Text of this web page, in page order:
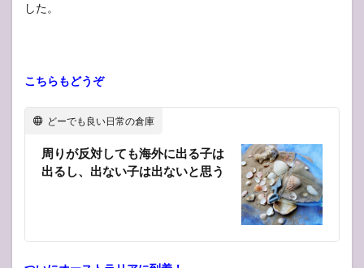
した。
こちらもどうぞ
どーでも良い日常の倉庫
周りが反対しても海外に出る子は
出るし、出ない子は出ないと思う